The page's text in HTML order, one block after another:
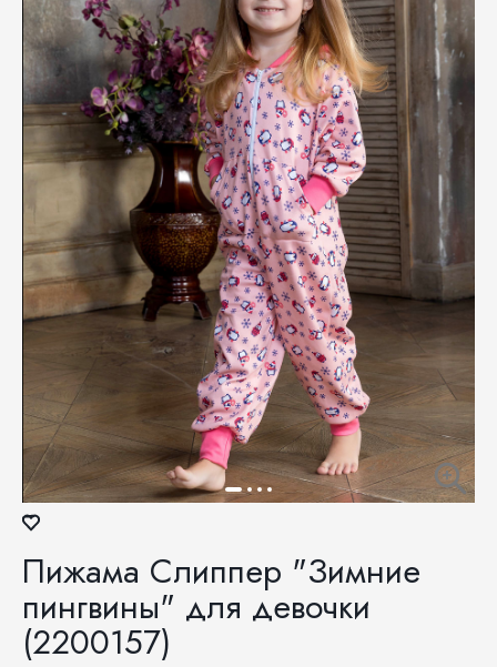
Пижама Слиппер "Зимние
пингвины" для девочки
(2200157)